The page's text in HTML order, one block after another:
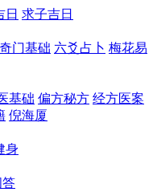
日 求子吉日
奇门基础 六爻占卜 梅花易
基础 偏方秘方 经方医案
倪海厦
身
答